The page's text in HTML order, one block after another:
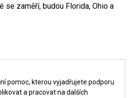
zaměří, budou Florida, Ohio a
pomoc, kterou vyjadřujete podporu
a pracovat na dalších